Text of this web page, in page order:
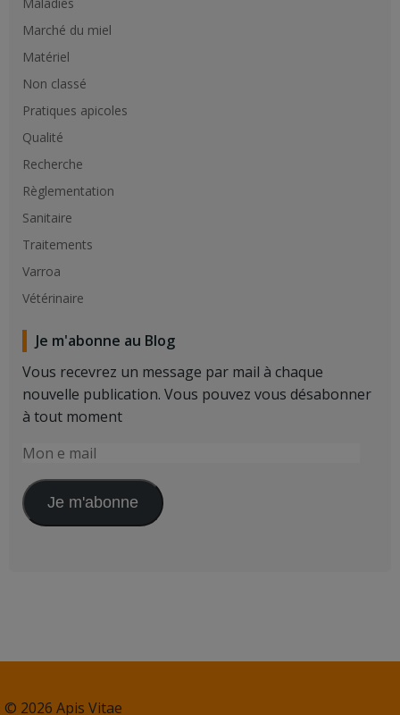
Marché du miel
Matériel
Non classé
Pratiques apicoles
Qualité
Recherche
Règlementation
Sanitaire
Traitements
Varroa
Vétérinaire
Je m'abonne au Blog
Vous recevrez un message par mail à chaque
nouvelle publication. Vous pouvez vous désabonner
à tout moment
Mon
mail Je m'abonne
© 2026 Apis Vitae